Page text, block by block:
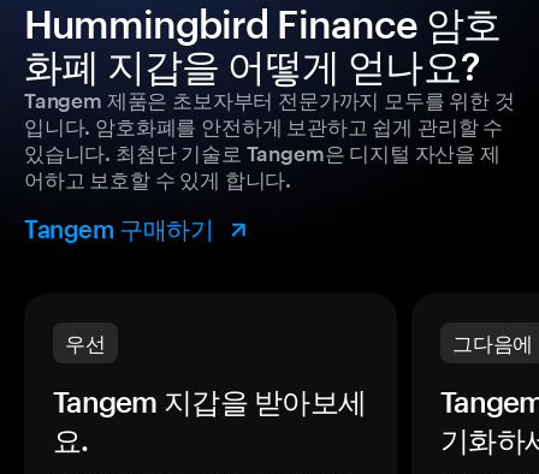
Hummingbird Finance 암호
화폐 지갑을 어떻게 얻나요?
Tangem 제품은 초보자부터 전문가까지 모두를 위한 것
입니다. 암호화폐를 안전하게 보관하고 쉽게 관리할 수
있습니다. 최첨단 기술로 Tangem은 디지털 자산을 제
어하고 보호할 수 있게 합니다.
Tangem 구매하기
우선
Tangem 지갑을 받아보세
요.
그다음에
기화하